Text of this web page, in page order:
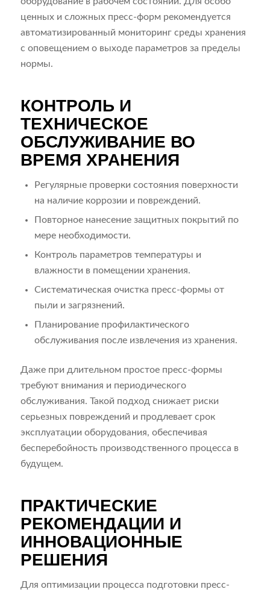
ценных и сложных пресс-форм рекомендуется
автоматизированный мониторинг среды хранения
с оповещением о выходе параметров за пределы
нормы.
КОНТРОЛЬ И
ТЕХНИЧЕСКОЕ
ОБСЛУЖИВАНИЕ ВО
ВРЕМЯ ХРАНЕНИЯ
Регулярные проверки состояния поверхности
на наличие коррозии и повреждений.
Повторное нанесение защитных покрытий по
мере необходимости.
Контроль параметров температуры и
влажности в помещении хранения.
Систематическая очистка пресс-формы от
пыли и загрязнений.
Планирование профилактического
обслуживания после извлечения из хранения.
Даже при длительном простое пресс-формы
требуют внимания и периодического
обслуживания. Такой подход снижает риски
серьезных повреждений и продлевает срок
эксплуатации оборудования, обеспечивая
бесперебойность производственного процесса в
будущем.
ПРАКТИЧЕСКИЕ
РЕКОМЕНДАЦИИ И
ИННОВАЦИОННЫЕ
РЕШЕНИЯ
Для оптимизации процесса подготовки пресс-